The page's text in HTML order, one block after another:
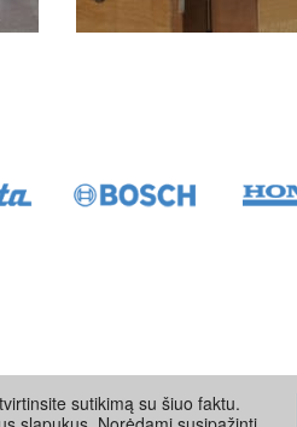
sutikimą su šiuo faktu.